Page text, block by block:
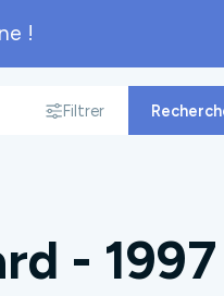
!
Filtrer
- 1997